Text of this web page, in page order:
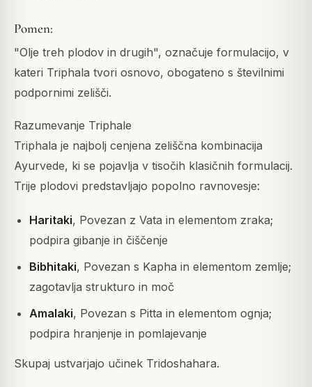
Pomen:
"Olje treh plodov in drugih", označuje formulacijo, v
kateri Triphala tvori osnovo, obogateno s številnimi
podpornimi zelišči.
Razumevanje Triphale
Triphala je najbolj cenjena zeliščna kombinacija
Ayurvede, ki se pojavlja v tisočih klasičnih formulacij.
Trije plodovi predstavljajo popolno ravnovesje:
Haritaki, Povezan z Vata in elementom zraka;
podpira gibanje in čiščenje
Bibhitaki, Povezan s Kapha in elementom zemlje;
zagotavlja strukturo in moč
Amalaki, Povezan s Pitta in elementom ognja;
podpira hranjenje in pomlajevanje
Skupaj ustvarjajo učinek Tridoshahara.